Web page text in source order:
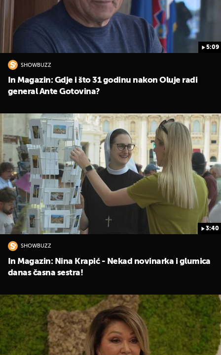
5:09
SHOWBUZZ
In Magazin: Gdje i što 31 godinu nakon Oluje radi
general Ante Gotovina?
3:40
SHOWBUZZ
In Magazin: Nina Krapić - Nekad novinarka i glumica
danas časna sestra!